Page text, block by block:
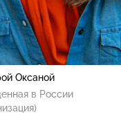
Оксаной
в России